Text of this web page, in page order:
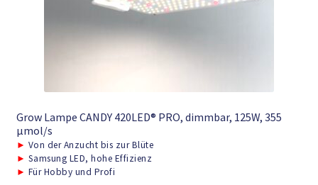
Grow Lampe CANDY 420LED® PRO, dimmbar, 125W, 355
μmol/s
► Von der Anzucht bis zur Blüte
► Samsung LED, hohe Effizienz
► Für Hobby und Profi